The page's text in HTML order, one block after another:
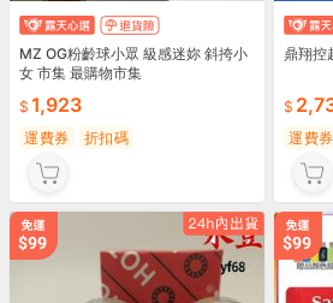
MZ OG粉齡球小眾 級感迷妳 斜挎小
女 市集 最購物市集
1,923
運費券 折扣碼
鼎翔控
運費券